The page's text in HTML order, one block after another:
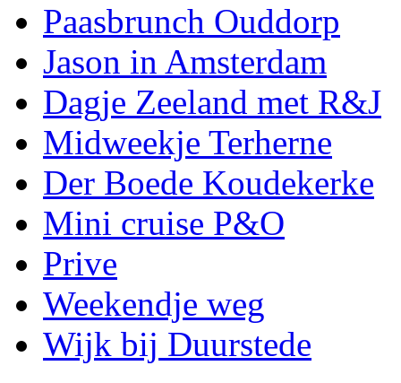
Paasbrunch Ouddorp
Jason in Amsterdam
Dagje Zeeland met R&J
Midweekje Terherne
Der Boede Koudekerke
Mini cruise P&O
Prive
Weekendje weg
Wijk bij Duurstede